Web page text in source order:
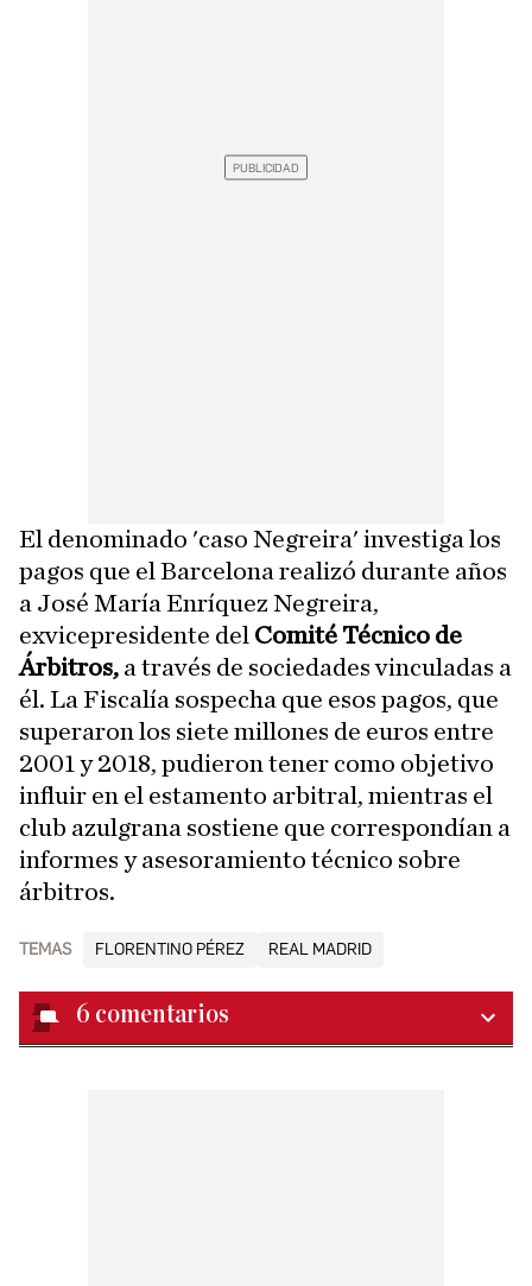
El denominado 'caso Negreira' investiga los
pagos que el Barcelona realizó durante años
a José María Enríquez Negreira,
exvicepresidente del Comité Técnico de
Árbitros, a través de sociedades vinculadas a
él. La Fiscalía sospecha que esos pagos, que
superaron los siete millones de euros entre
2001 y 2018, pudieron tener como objetivo
influir en el estamento arbitral, mientras el
club azulgrana sostiene que correspondían a
informes y asesoramiento técnico sobre
árbitros.
TEMAS FLORENTINO PÉREZ REAL MADRID
6 comentarios